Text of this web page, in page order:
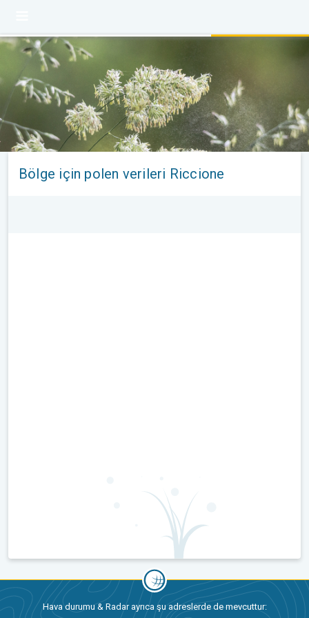
Bölge için polen verileri Riccione
Hava durumu & Radar ayrıca şu adreslerde de mevcuttur: